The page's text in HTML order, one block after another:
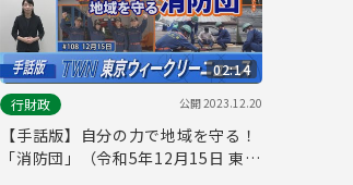
02:14
行財政
公開2023.12.20
【手話版】自分の力で地域を守る！
「消防団」（令和5年12月15日 東京